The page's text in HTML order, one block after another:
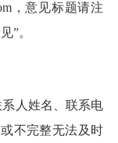
，意见标题请注
”。
人姓名、联系电
不完整无法及时